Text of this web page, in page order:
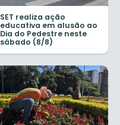
SET realiza ação
educativa em alusão ao
Dia do Pedestre neste
sábado (8/8)